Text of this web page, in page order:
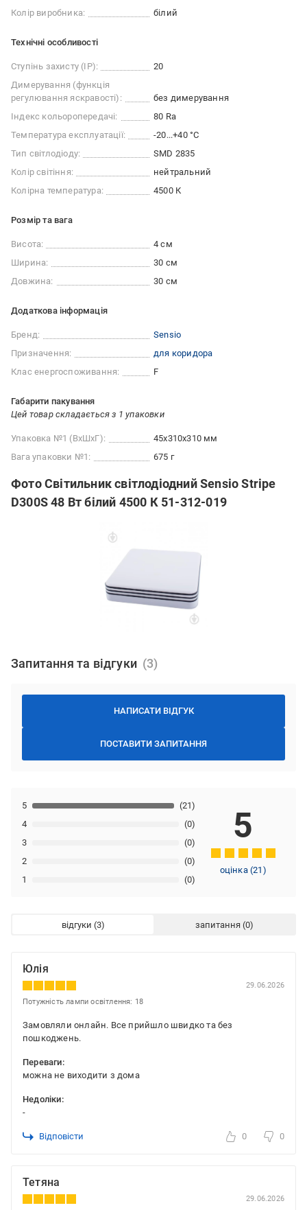
Колір виробника: білий
Технічні особливості
Ступінь захисту (IP):
20
Димерування (функція
регулювання яскравості):
без димерування
Індекс кольоропередачі:
80 Ra
Температура експлуатації:
-20...+40 °C
Тип світлодіоду:
SMD 2835
Колір світіння:
нейтральний
Колірна температура:
4500 К
Розмір та вага
Висота:
4 см
Ширина:
30 см
Довжина:
30 см
Додаткова інформація
Бренд:
Sensio
Призначення:
для коридора
Клас енергоспоживання:
F
Габарити пакування
Цей товар складається з 1 упаковки
Упаковка №1 (ВхШхГ):
45x310x310 мм
Вага упаковки №1:
675 г
Фото Світильник світлодіодний Sensio Stripe
D300S 48 Вт білий 4500 К 51-312-019
Запитання та відгуки
НАПИСАТИ ВІДГУК
ПОСТАВИТИ ЗАПИТАННЯ
1 (0)
2 (0)
3 (0)
4 (0)
5 (21)
5
оцінка (21 )
відгуки запитання
Юлія
29.06.2026
Потужність лампи освітлення: 18
Замовляли онлайн. Все прийшло швидко та без
пошкоджень.
Переваги:
можна не виходити з дома
Недоліки:
-
Відповісти 0 0
Тетяна
29.06.2026